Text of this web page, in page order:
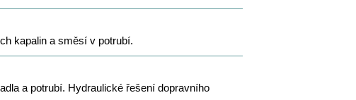
kapalin a směsí v potrubí.
a potrubí. Hydraulické řešení dopravního